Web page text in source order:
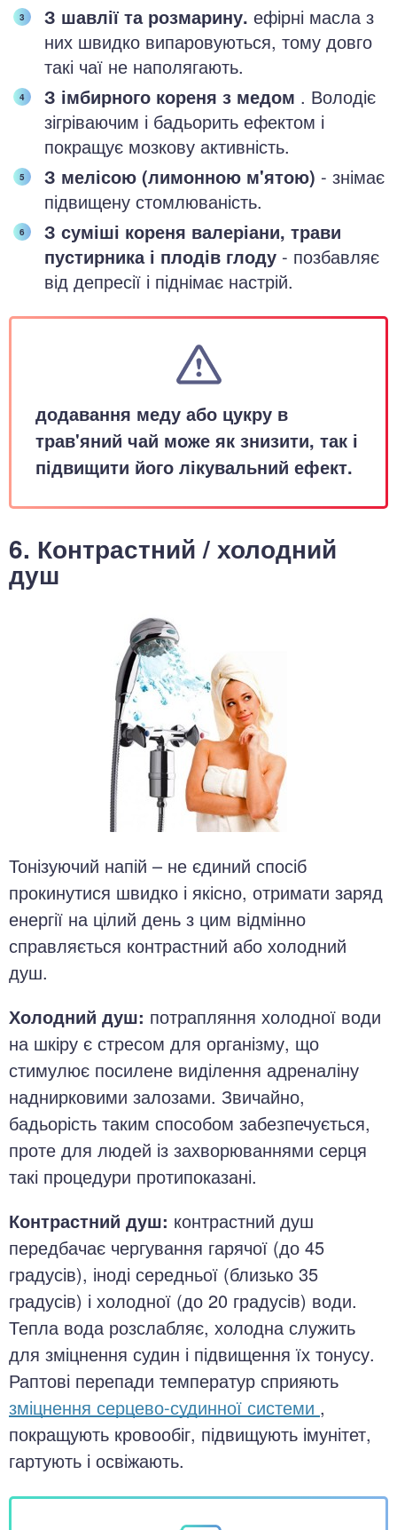
З шавлії та розмарину. ефірні масла з
них швидко випаровуються, тому довго
такі чаї не наполягають.
З імбирного кореня з медом . Володіє
зігріваючим і бадьорить ефектом і
покращує мозкову активність.
З мелісою (лимонною м'ятою) - знімає
підвищену стомлюваність.
З суміші кореня валеріани, трави
пустирника і плодів глоду - позбавляє
від депресії і піднімає настрій.
додавання меду або цукру в
трав'яний чай може як знизити, так і
підвищити його лікувальний ефект.
6. Контрастний / холодний
душ
Тонізуючий напій – не єдиний спосіб
прокинутися швидко і якісно, отримати заряд
енергії на цілий день з цим відмінно
справляється контрастний або холодний
душ.
Холодний душ: потрапляння холодної води
на шкіру є стресом для організму, що
стимулює посилене виділення адреналіну
наднирковими залозами. Звичайно,
бадьорість таким способом забезпечується,
проте для людей із захворюваннями серця
такі процедури протипоказані.
Контрастний душ: контрастний душ
передбачає чергування гарячої (до 45
градусів), іноді середньої (близько 35
градусів) і холодної (до 20 градусів) води.
Тепла вода розслабляє, холодна служить
для зміцнення судин і підвищення їх тонусу.
Раптові перепади температур сприяють
зміцнення серцево-судинної системи ,
покращують кровообіг, підвищують імунітет,
гартують і освіжають.